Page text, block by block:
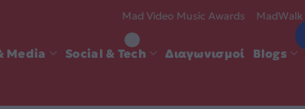
Mad Video Music Awards MadWalk
Media Social & Tech Διαγωνισμοί Blogs